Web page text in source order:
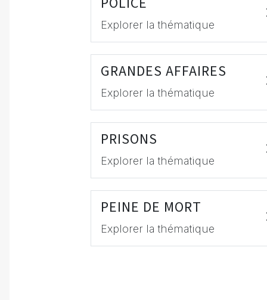
Explorer la thématique
GRANDES AFFAIRES
Explorer la thématique
PRISONS
Explorer la thématique
PEINE DE MORT
Explorer la thématique